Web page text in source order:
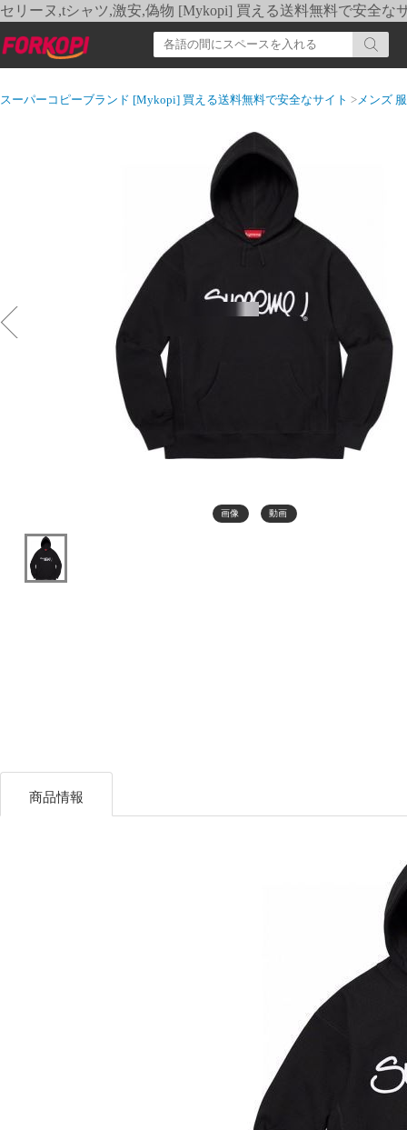
セリーヌ,tシャツ,激安,偽物 [Mykopi] 買える送料無料で安全な
スーパーコピーブランド [Mykopi] 買える送料無料で安全なサイト >メンズ 服
画像 動画
商品情報